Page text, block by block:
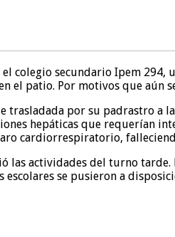
colegio secundario Ipem 294,
el patio. Por motivos que aún
trasladada por su padrastro a
hepáticas que requerían
cardiorrespiratorio,
las actividades del turno
se pusieron a